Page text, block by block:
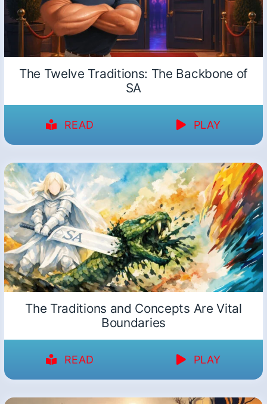
The Twelve Traditions: The Backbone of
SA
READ PLAY
The Traditions and Concepts Are Vital
Boundaries
READ PLAY